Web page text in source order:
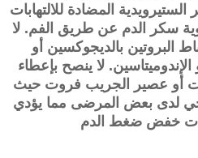
المضادة للالتهابات
سكر الدم عن طريق الفم. لا
البروتين بالديجوكسين أو
الإندوميتاسين. لا ينصح بإعطاء
أو عصير الجريب فروت حيث
لدى بعض المرضى مما يؤدي
خفض ضغط الدم